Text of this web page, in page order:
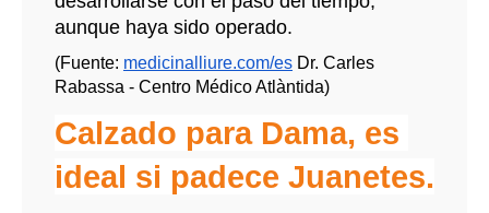
aunque haya sido operado.
(Fuente: medicinalliure.com/es Dr. Carles
Rabassa - Centro Médico Atlàntida)
Calzado para Dama, es
ideal si padece Juanetes.